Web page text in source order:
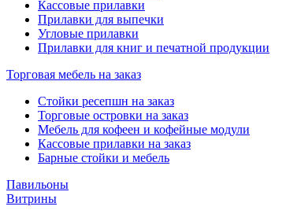
Кассовые прилавки
Прилавки для выпечки
Угловые прилавки
Прилавки для книг и печатной продукции
Торговая мебель на заказ
Стойки ресепшн на заказ
Торговые островки на заказ
Мебель для кофеен и кофейные модули
Кассовые прилавки на заказ
Барные стойки и мебель
Павильоны
Витрины